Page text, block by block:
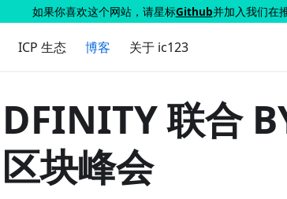
如果你喜欢这个网站，请星标Github并加入我们在
ICP 生态 博客 关于 ic123
DFINITY 联合
区块峰会